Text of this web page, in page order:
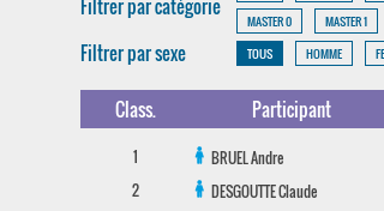
Filtrer par catégorie
MASTER 0
MASTER 1
Filtrer par sexe TOUS HOMME
Class. Participant
1 BRUELAndre
2
DESGOUTTEClaude